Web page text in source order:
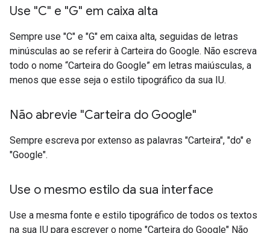
Use "C" e "G" em caixa alta
Sempre use "C" e "G" em caixa alta, seguidas de letras
minúsculas ao se referir à Carteira do Google. Não escreva
todo o nome “Carteira do Google” em letras maiúsculas, a
menos que esse seja o estilo tipográfico da sua IU.
Não abrevie "Carteira do Google"
Sempre escreva por extenso as palavras "Carteira", "do" e
"Google".
Use o mesmo estilo da sua interface
Use a mesma fonte e estilo tipográfico de todos os textos
na sua IU para escrever o nome "Carteira do Google" Não